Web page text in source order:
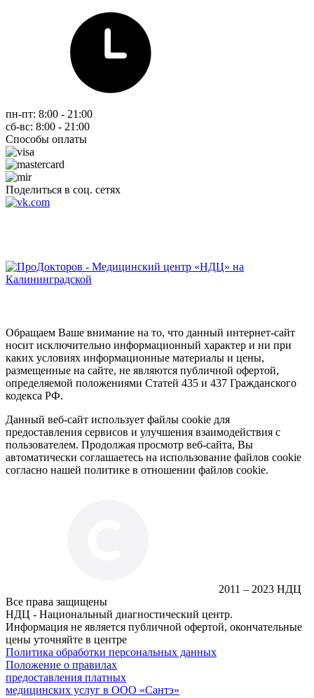
пн-пт: 8:00 - 21:00
сб-вс: 8:00 - 21:00
Способы оплаты
Поделиться в соц. сетях
Обращаем Ваше внимание на то, что данный интернет-сайт
носит исключительно информационный характер и ни при
каких условиях информационные материалы и цены,
размещенные на сайте, не являются публичной офертой,
определяемой положениями Статей 435 и 437 Гражданского
кодекса РФ.
Данный веб-сайт использует файлы cookie для
предоставления сервисов и улучшения взаимодействия с
пользователем. Продолжая просмотр веб-сайта, Вы
автоматически соглашаетесь на использование файлов cookie
согласно нашей политике в отношении файлов cookie.
2011 – 2023 НДЦ
Все права защищены
НДЦ - Национальный диагностический центр.
Информация не является публичной офертой, окончательные
цены уточняйте в центре
Политика обработки персональных данных
Положение о правилах
предоставления платных
медицинских услуг в ООО «Сантэ»